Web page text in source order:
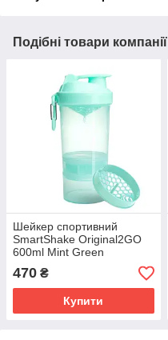
Подібні товари компанії
Шейкер спортивний
SmartShake Original2GO
600ml Mint Green
470 ₴
Купити